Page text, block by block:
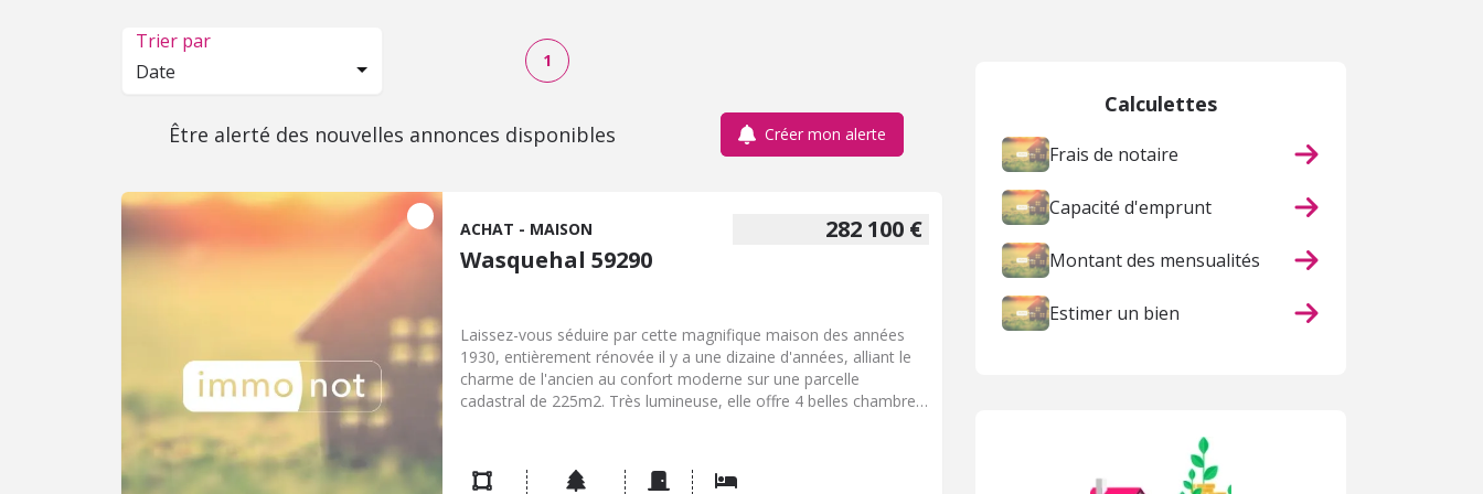
Trier par
Date
1
Être alerté des nouvelles annonces disponibles Créer mon alerte
282 100 €
ACHAT - MAISON
Wasquehal 59290
Laissez-vous séduire par cette magnifique maison des années
1930, entièrement rénovée il y a une dizaine d'années, alliant le
charme de l'ancien au confort moderne sur une parcelle
cadastral de 225m2. Très lumineuse, elle offre 4 belles chambres,
îlot central, idéale pour partager des moments en famille ou
entre amis. À l'extérieur, vous profiterez d'un grand jardin arboré,
Calculettes
Frais de notaire
Capacité d'emprunt
Montant des mensualités
Estimer un bien